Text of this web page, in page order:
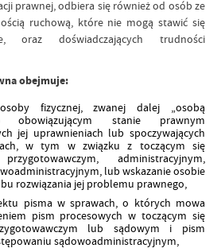
prawnej, odbiera się również od osób ze
ruchową, które nie mogą stawić się
oraz doświadczających trudności
obejmuje:
fizycznej, zwanej dalej „osobą
obowiązującym stanie prawnym
jej uprawnieniach lub spoczywających
w tym w związku z toczącym się
administracyjnym,
lub wskazanie osobie
rozwiązania jej problemu prawnego,
pisma w sprawach, o których mowa
pism procesowych w toczącym się
lub sądowym i pism
sądowoadministracyjnym,